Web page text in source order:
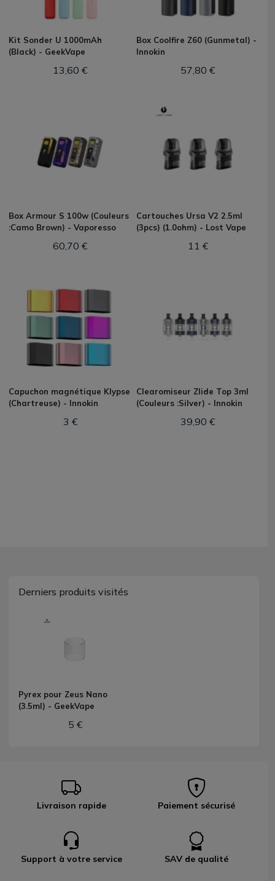
Kit Sonder U 1000mAh
(Black) - GeekVape
13,60 €
Box Coolfire Z60 (Gunmetal) -
Innokin
57,80 €
Box Armour S 100w (Couleurs
:Camo Brown) - Vaporesso
60,70 €
Cartouches Ursa V2 2.5ml
(3pcs) (1.0ohm) - Lost Vape
11 €
Capuchon magnétique Klypse
(Chartreuse) - Innokin
3 €
Clearomiseur Zlide Top 3ml
(Couleurs :Silver) - Innokin
39,90 €
Derniers produits visités
Pyrex pour Zeus Nano
(3.5ml) - GeekVape
5 €
Livraison rapide Paiement sécurisé
Support à votre service SAV de qualité